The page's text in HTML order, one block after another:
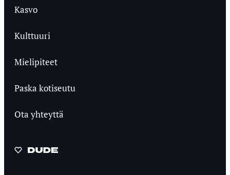
Kasvo
Kulttuuri
Mielipiteet
Paska kotiseutu
Ota yhteyttä